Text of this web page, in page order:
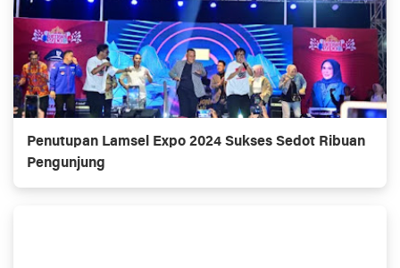
Penutupan Lamsel Expo 2024 Sukses Sedot Ribuan
Pengunjung